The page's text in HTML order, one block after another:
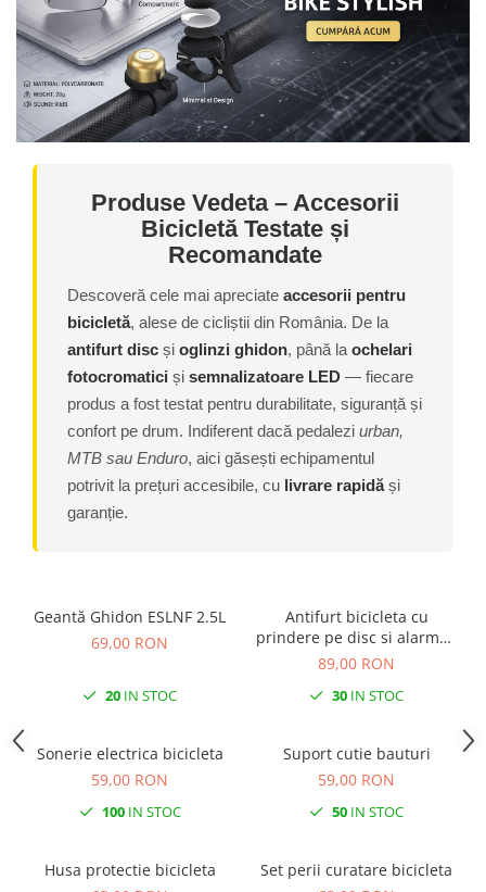
Cosuri pentru Biciclete
Ghidoline
Huse Șa
Mansoane
Pedale SPD
Antifurturi
Suport bidon si bidon
Aparatori noroi
Oglinda
Sonerie
Diverse
Roti ajutatoare
Scaune pentru Copii
ZA Missinglink
Solutii Tubeless
Spacere/Axe Butuci/Rulmenti
Cabluri
Accesorii Camere
Capete Cablu si Manta
Accesorii Frane Hidraulice
Distantiere
Thru Axle
Placute Frana Disc
Saboti Frana
Roti Fata
Roti Spate
Frane V-Brake
Butuci Roata
Schimbator Pinioane
Schimbator Foi
Manete Schimbator
Angrenaje
Ochelari
Produse Vedeta – Accesorii
Bicicletă Testate și
Recomandate
Descoveră cele mai apreciate accesorii pentru
bicicletă, alese de cicliștii din România. De la
antifurt disc și oglinzi ghidon, până la ochelari
fotocromatici și semnalizatoare LED — fiecare
produs a fost testat pentru durabilitate, siguranță și
confort pe drum. Indiferent dacă pedalezi urban,
MTB sau Enduro, aici găsești echipamentul
potrivit la prețuri accesibile, cu livrare rapidăși
garanție.
Geantă Ghidon ESLNF 2.5L
69,00 RON
20 IN STOC
Antifurt bicicleta cu
prindere pe disc si alarma -
culoare neagra
89,00 RON
30 IN STOC
Sonerie electrica bicicleta
59,00 RON
100IN STOC
Suport cutie bauturi
59,00 RON
50 IN STOC
Husa protectie bicicleta
Set perii curatare bicicleta